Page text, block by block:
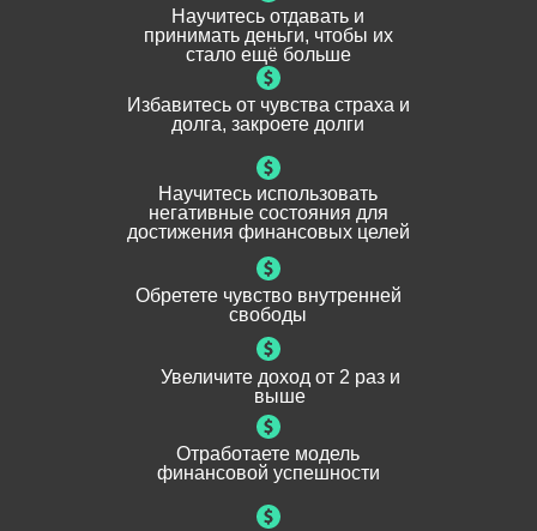
Научитесь отдавать и
принимать деньги, чтобы их
стало ещё больше
Избавитесь от чувства страха и
долга, закроете долги
Научитесь использовать
негативные состояния для
достижения финансовых целей
Обретете чувство внутренней
свободы
Отработаете модель
финансовой успешности
Увеличите доход от 2 раз и
выше